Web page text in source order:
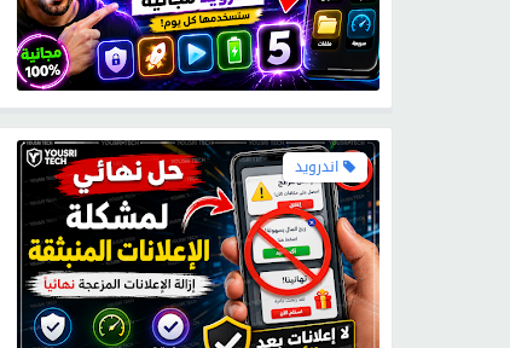
اندرويد